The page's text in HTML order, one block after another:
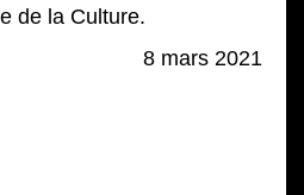
de la Culture.
8 mars 2021